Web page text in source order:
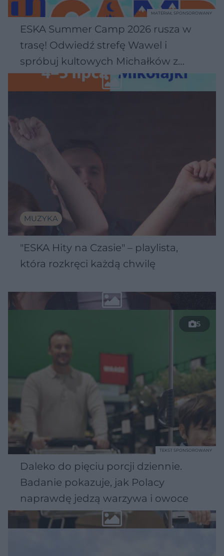
ESKA Summer Camp 2026 rusza w
trasę! Odwiedź strefę Wawel i
spróbuj kultowych Michałków z
Wawelu
MATERIAŁ SPONSOROWANY
MUZYKA
"ESKA Hity na Czasie" – playlista,
która rozkręci każdą chwilę
5
Daleko do pięciu porcji dziennie.
Badanie pokazuje, jak Polacy
naprawdę jedzą warzywa i owoce
TEKST SPONSOROWANY